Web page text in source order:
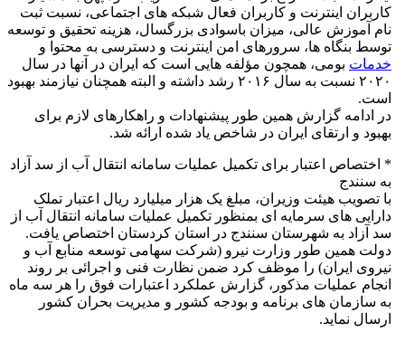
کاربران اینترنت و کاربران فعال شبکه های اجتماعی، نسبت ثبت
نام آموزش عالی، میزان باسوادی بزرگسال، هزینه تحقیق و توسعه
توسط بنگاه ها، سرورهای امن اینترنت و دسترسی به محتوا و
خدمات بومی، همچون مؤلفه هایی است که ایران در آنها در سال
۲۰۲۰ نسبت به سال ۲۰۱۶ رشد داشته و البته همچنان نیازمند بهبود
است.
در ادامه گزارش همین طور پیشنهادات و راهکارهای لازم برای
بهبود و ارتقای ایران در شاخص یاد شده ارائه شد.
* اختصاص اعتبار برای تکمیل عملیات سامانه انتقال آب از سد آزاد
به سنندج
با تصویب هیئت وزیران، مبلغ یک هزار میلیارد ریال اعتبار تملک
دارایی های سرمایه ای بمنظور تکمیل عملیات سامانه انتقال آب از
سد آزاد به شهرستان سنندج در استان کردستان اختصاص یافت.
دولت همین طور وزارت نیرو (شرکت سهامی توسعه منابع آب و
نیروی ایران) را موظف کرد ضمن نظارت فنی و اجرائی بر روند
انجام عملیات مذکور، گزارش عملکرد اعتبارات فوق را هر سه ماه
به سازمان های برنامه و بودجه کشور و مدیریت بحران کشور
ارسال نماید.